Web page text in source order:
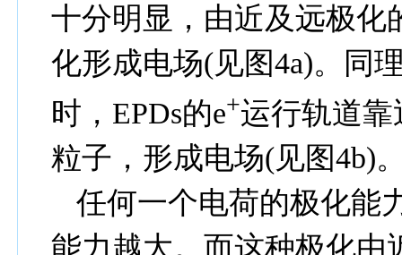
十分明显，由近及远极化
化形成电场(见图4a)。同
时， EPDs的e+运行轨道
粒子，形成电场(见图4b)
任何一个电荷的极化能
能力越大。而这种极化由